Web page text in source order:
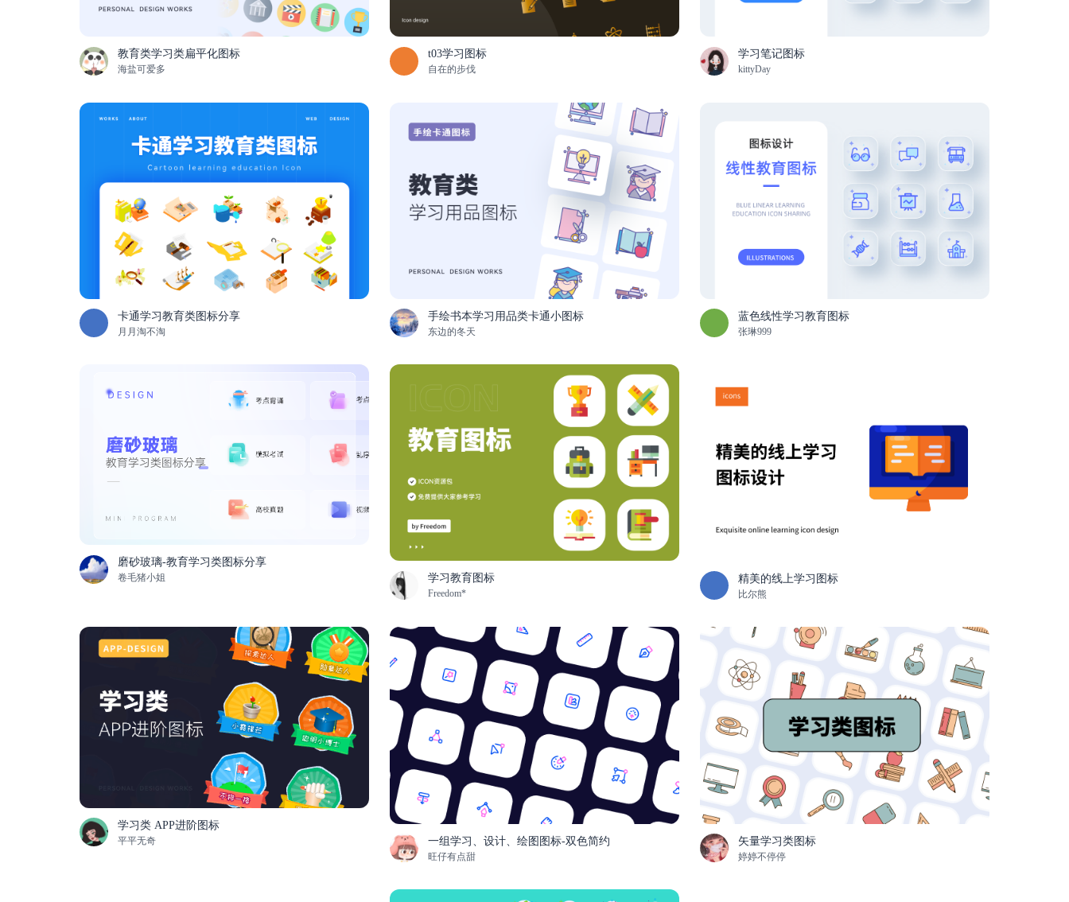
教育类学习类扁平化图标
海盐可爱多
t03学习图标
自在的步伐
学习笔记图标
kittyDay
卡通学习教育类图标分享
月月淘不淘
手绘书本学习用品类卡通小图标
东边的冬天
蓝色线性学习教育图标
张琳999
磨砂玻璃-教育学习类图标分享
卷毛猪小姐 学习教育图标
Freedom*
精美的线上学习图标
比尔熊
学习类 APP进阶图标
平平无奇 一组学习、设计、绘图图标-双色简约
旺仔有点甜
矢量学习类图标
婷婷不停停